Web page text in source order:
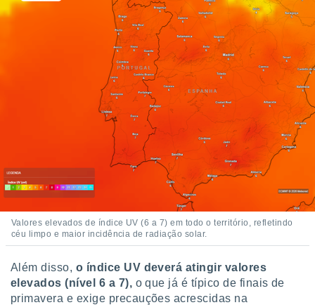
Valores elevados de índice UV (6 a 7) em todo o território, refletindo
céu limpo e maior incidência de radiação solar.
Além disso, o índice UV deverá atingir valores
elevados (nível 6 a 7), o que já é típico de finais de
primavera e exige precauções acrescidas na